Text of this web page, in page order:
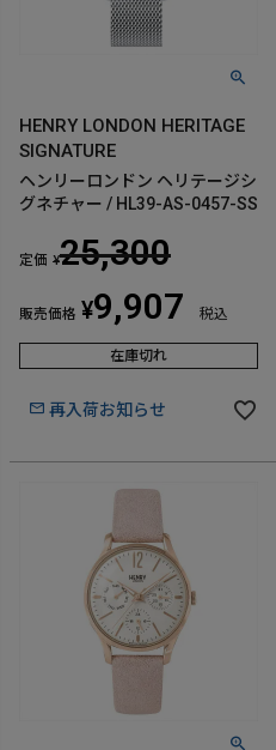
HENRY LONDON HERITAGE
SIGNATURE
ヘンリーロンドン ヘリテージシ
グネチャー / HL39-AS-0457-SS
定価 ¥25,300
販売価格 ¥9,907 税込
在庫切れ
再入荷お知らせ